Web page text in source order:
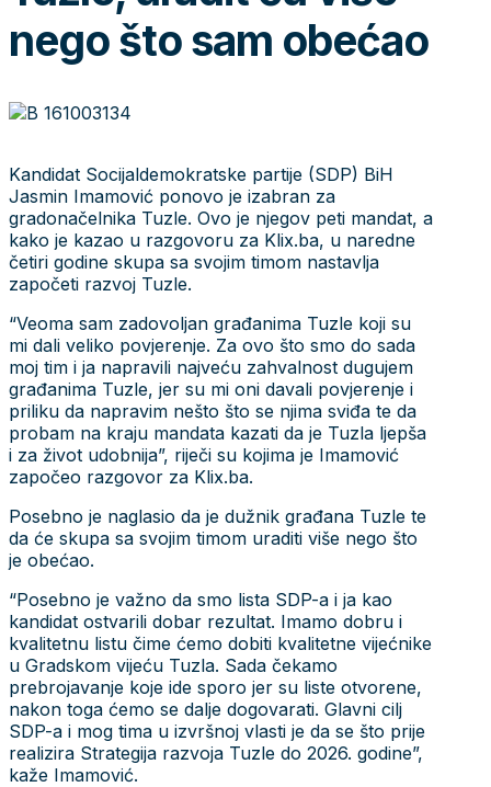
nego što sam obećao
Kandidat Socijaldemokratske partije (SDP) BiH
Jasmin Imamović ponovo je izabran za
gradonačelnika Tuzle. Ovo je njegov peti mandat, a
kako je kazao u razgovoru za Klix.ba, u naredne
četiri godine skupa sa svojim timom nastavlja
započeti razvoj Tuzle.
“Veoma sam zadovoljan građanima Tuzle koji su
mi dali veliko povjerenje. Za ovo što smo do sada
moj tim i ja napravili najveću zahvalnost dugujem
građanima Tuzle, jer su mi oni davali povjerenje i
priliku da napravim nešto što se njima sviđa te da
probam na kraju mandata kazati da je Tuzla ljepša
i za život udobnija”, riječi su kojima je Imamović
započeo razgovor za Klix.ba.
Posebno je naglasio da je dužnik građana Tuzle te
da će skupa sa svojim timom uraditi više nego što
je obećao.
“Posebno je važno da smo lista SDP-a i ja kao
kandidat ostvarili dobar rezultat. Imamo dobru i
kvalitetnu listu čime ćemo dobiti kvalitetne vijećnike
u Gradskom vijeću Tuzla. Sada čekamo
prebrojavanje koje ide sporo jer su liste otvorene,
nakon toga ćemo se dalje dogovarati. Glavni cilj
SDP-a i mog tima u izvršnoj vlasti je da se što prije
realizira Strategija razvoja Tuzle do 2026. godine”,
kaže Imamović.